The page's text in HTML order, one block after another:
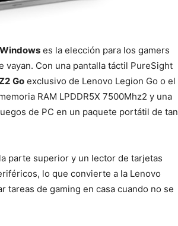
Windows es la elección para los gamers
vayan. Con una pantalla táctil PureSight
Go exclusivo de Lenovo Legion Go o el
RAM LPDDR5X 7500Mhz2 y una
de PC en un paquete portátil de tan
parte superior y un lector de tarjetas
lo que convierte a la Lenovo
tareas de gaming en casa cuando no se